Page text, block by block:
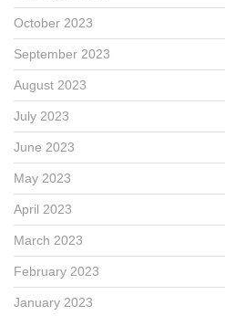
October 2023
September 2023
August 2023
July 2023
June 2023
May 2023
April 2023
March 2023
February 2023
January 2023